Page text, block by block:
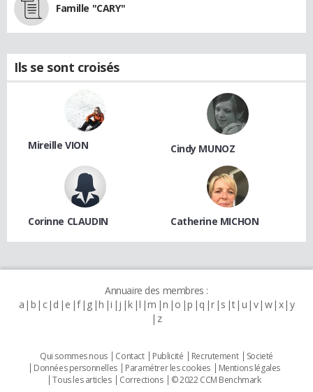
Famille "CARY"
Ils se sont croisés
Mireille VION Cindy MUNOZ
Corinne CLAUDIN Catherine MICHON
Annuaire des membres :
a b c d e f g h i j k l m n o p q r s t u v w x y
z
Qui sommes nous Contact Publicité Recrutement
Societé
Données personnelles
Paramétrer les cookies
Mentions légales
Tous les articles
Corrections © 2022 CCM Benchmark